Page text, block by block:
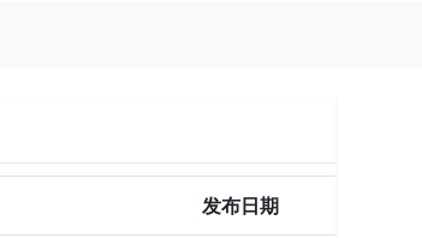
发布日期